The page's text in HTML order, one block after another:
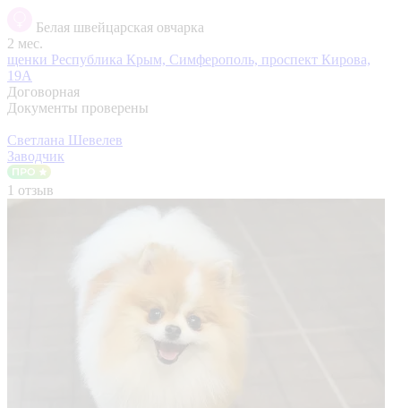
Белая швейцарская овчарка
2 мес.
щенки Республика Крым, Симферополь, проспект Кирова,
19А
Договорная
Документы проверены
Светлана Шевелев
Заводчик
1 отзыв